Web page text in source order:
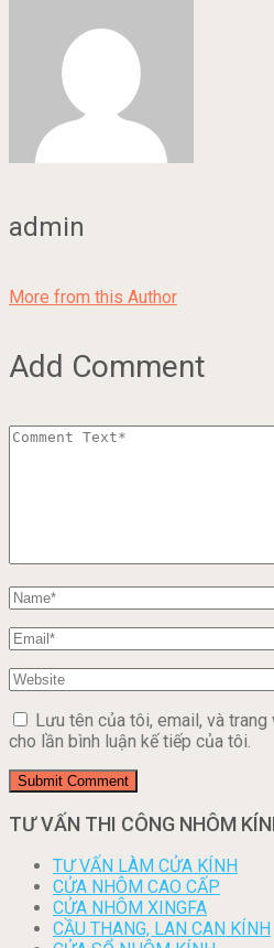
admin
More from this Author
Add Comment
Lưu tên của tôi, email, và
cho lần bình luận kế tiếp của tôi.
TƯ VẤN THI CÔNG NHÔM
TƯ VẤN LÀM CỬA KÍNH
CỬA NHÔM CAO CẤP
CỬA NHÔM XINGFA
CẦU THANG, LAN CAN KÍNH